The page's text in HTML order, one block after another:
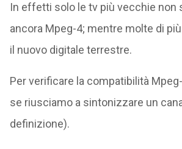
In effetti solo le tv più vecchie non
ancora Mpeg-4; mentre molte di
il nuovo digitale terrestre.
Per verificare la compatibilità
se riusciamo a sintonizzare un
definizione).